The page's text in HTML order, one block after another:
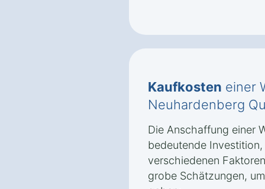
Kaufkosten einer
Neuhardenberg
Die Anschaffung einer
bedeutende
verschiedenen
grobe Schätzungen,